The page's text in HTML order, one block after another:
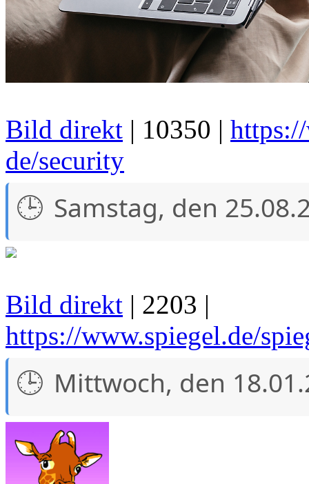
Bild direkt | 10350 |
de/security
Samstag, den
Bild direkt | 2203 |
https://www.spiegel.de/
Mittwoch, den